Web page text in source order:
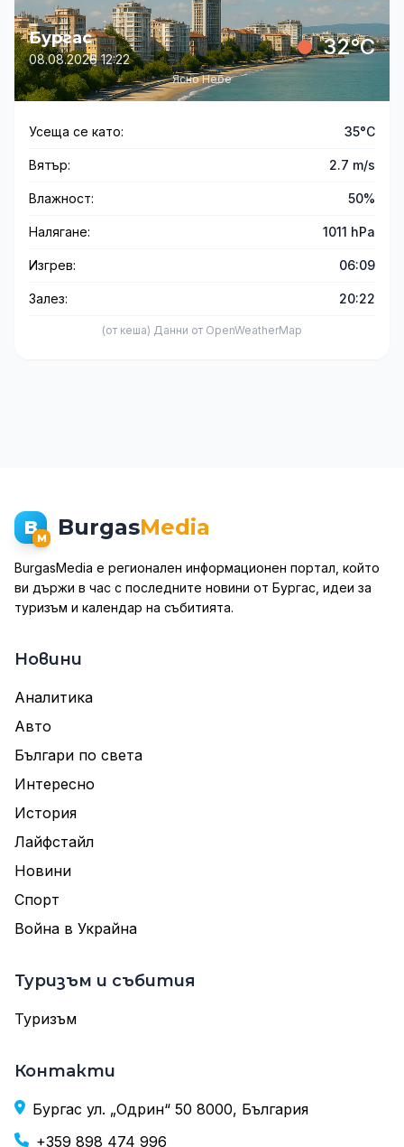
Бургас
08.08.2026 12:22 32°C
Ясно Небе
Усеща се като: 35°C
Вятър: 2.7 m/s
Влажност: 50%
Налягане: 1011 hPa
Изгрев: 06:09
Залез: 20:22
(от кеша) Данни от OpenWeatherMap
BM BurgasMedia
BurgasMedia е регионален информационен портал, който
ви държи в час с последните новини от Бургас, идеи за
туризъм и календар на събитията.
Новини
Аналитика
Авто
Българи по света
Интересно
История
Лайфстайл
Новини
Спорт
Война в Украйна
Туризъм и събития
Туризъм
Контакти
Бургас ул. „Одрин“ 50 8000, България
+359 898 474 996